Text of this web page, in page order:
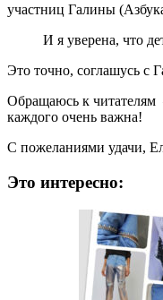
участниц Галины
И я уверена, что
Это точно, соглашусь с
Обращаюсь к читателям
каждого очень важна!
С пожеланиями удачи,
Это интересно: